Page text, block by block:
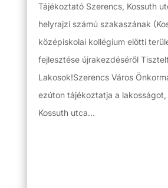
Tájékoztató Szerencs, Kossuth
helyrajzi számú szakaszának
középiskolai kollégium előtti
fejlesztése újrakezdéséről Tisztelt
Lakosok!Szerencs Város
ezúton tájékoztatja a lakosságot,
Kossuth utca...